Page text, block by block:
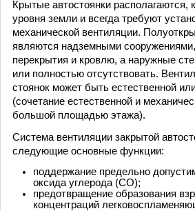
Крытые автостоянки располагаются,
уровня земли и всегда требуют
механической вентиляции.
являются надземными
перекрытия и кровлю, а наружные
или полностью отсутствовать.
стоянок может быть естественной
(сочетание естественной и
большой площадью этажа).
Система вентиляции закрытой
следующие основные функции:
поддержание предельно
оксида углерода (СО);
предотвращение образования
концентраций